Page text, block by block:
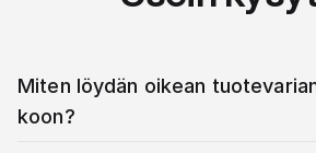
Miten löydän oikean
koon?